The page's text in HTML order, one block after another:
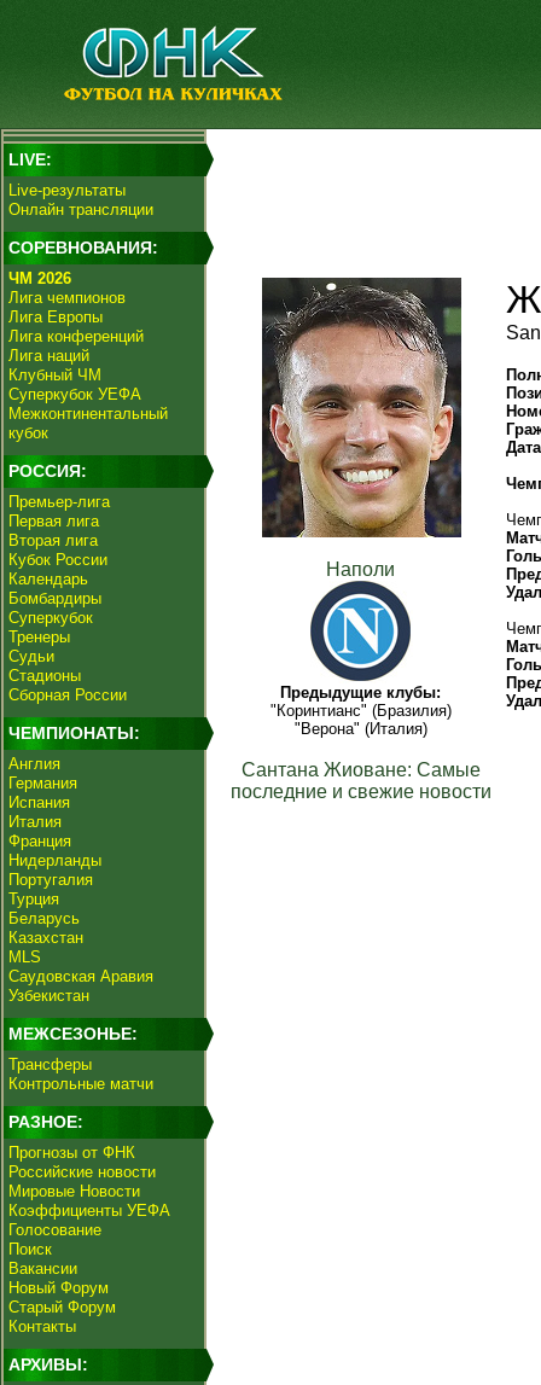
LIVE:
Live-результаты
Онлайн трансляции
СОРЕВНОВАНИЯ:
ЧМ 2026
Лига чемпионов
Лига Европы
Лига конференций
Лига наций
Клубный ЧМ
Суперкубок УЕФА
Межконтинентальный
кубок
РОССИЯ:
Премьер-лига
Первая лига
Вторая лига
Кубок России
Календарь
Бомбардиры
Суперкубок
Тренеры
Судьи
Стадионы
Сборная России
ЧЕМПИОНАТЫ:
Англия
Германия
Испания
Италия
Франция
Нидерланды
Португалия
Турция
Беларусь
Казахстан
MLS
Саудовская Аравия
Узбекистан
МЕЖСЕЗОНЬЕ:
Трансферы
Контрольные матчи
РАЗНОЕ:
Прогнозы от ФНК
Российские новости
Мировые Новости
Коэффициенты УЕФА
Голосование
Поиск
Вакансии
Новый Форум
Старый Форум
Контакты
АРХИВЫ:
Наполи
Предыдущие клубы:
"Коринтианс" (Бразилия)
"Верона" (Италия)
Сантана Жиоване: Самые
последние и свежие новости